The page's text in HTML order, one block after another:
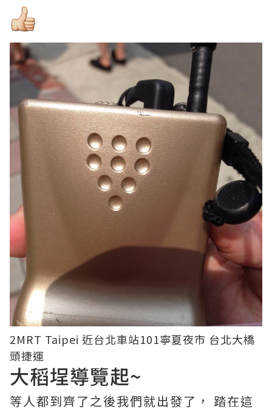
2MRT Taipei 近台北車站101寧夏夜市 台北大橋
頭捷運
大稻埕導覽起~
等人都到齊了之後我們就出發了， 踏在這